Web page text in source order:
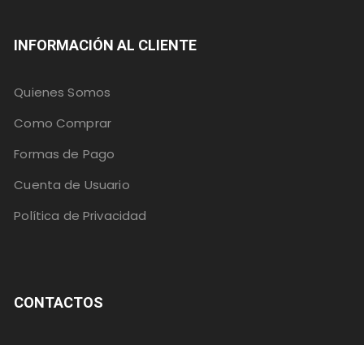
INFORMACIÓN AL CLIENTE
Quienes Somos
Como Comprar
Formas de Pago
Cuenta de Usuario
Política de Privacidad
CONTACTOS